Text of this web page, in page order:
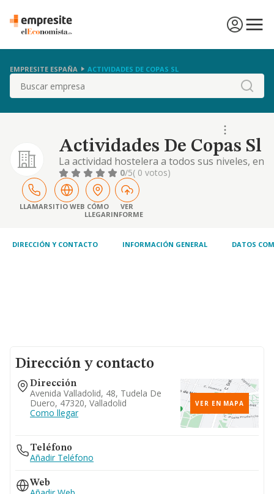
EMPRESITE ESPAÑA ACTIVIDADES DE COPAS SL
Buscar
Actividades De Copas Sl
La actividad hostelera a todos sus niveles, en
cafeterías, restaurantes, salas de fiestas y de
juego, bares y similares
0/5( 0 votos)
LLAMARSITIO WEB CÓMO
LLEGAR
VER
INFORME
DIRECCIÓN Y CONTACTO INFORMACIÓN GENERAL DATOS
Dirección y contacto
Dirección
Avenida Valladolid, 48, Tudela De
Duero, 47320, Valladolid
Como llegar
VER EN MAPA
Teléfono
Añadir Teléfono
Web